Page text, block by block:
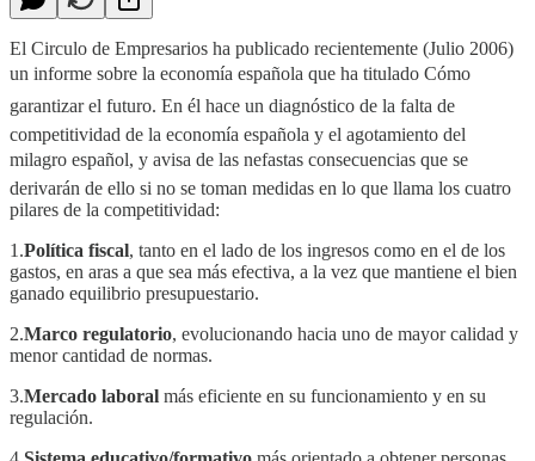
El Circulo de Empresarios ha publicado recientemente (Julio 2006)
un informe sobre la economía española que ha titulado Cómo
garantizar el futuro. En él hace un diagnóstico de la falta de
competitividad de la economía española y el agotamiento del
milagro español, y avisa de las nefastas consecuencias que se
derivarán de ello si no se toman medidas en lo que llama los cuatro
pilares de la competitividad:
1.Política fiscal, tanto en el lado de los ingresos como en el de los
gastos, en aras a que sea más efectiva, a la vez que mantiene el bien
ganado equilibrio presupuestario.
2.Marco regulatorio, evolucionando hacia uno de mayor calidad y
menor cantidad de normas.
3.Mercado laboral más eficiente en su funcionamiento y en su
regulación.